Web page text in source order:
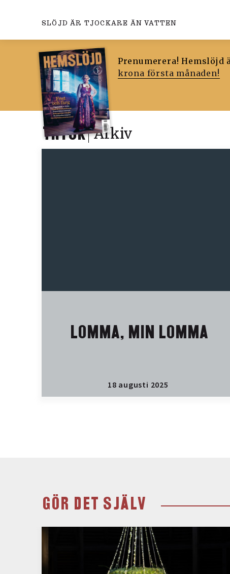
SLÖJD ÄR TJOCKARE ÄN VATTEN
Prenumerera!
krona första månaden!
TRYCK Arkiv
LOMMA, MIN LOMMA
18 augusti 2025
GÖR DET SJÄLV